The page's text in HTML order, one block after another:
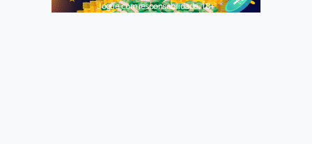
Jogue com responsabilidade. 18+